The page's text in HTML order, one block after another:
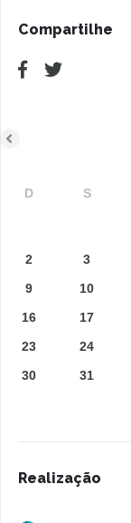
Compartilhe
D S
2
3
9
10
16
17
23
24
30
31
Realização